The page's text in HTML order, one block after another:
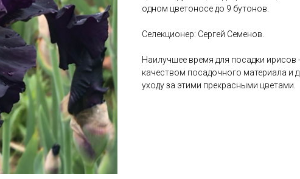
одном цветоносе до 9 бутонов.
Селекционер: Сергей Семенов.
Наилучшее время для посадки
качеством посадочного материала и
уходу за этими прекрасными цветами.